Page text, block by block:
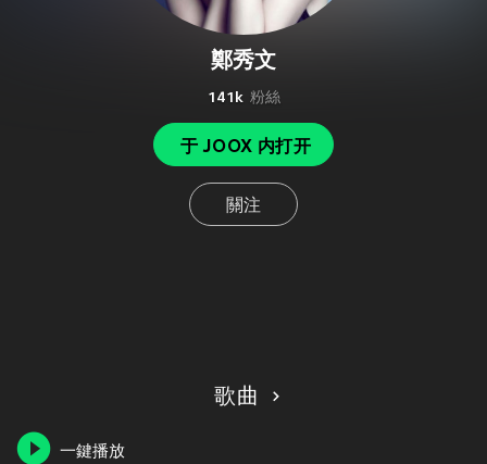
鄭秀文
141k 粉絲
于 JOOX 内打开
關注
歌曲
一鍵播放